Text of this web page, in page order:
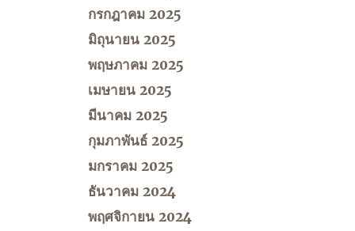
กรกฎาคม 2025
มิถุนายน 2025
พฤษภาคม 2025
เมษายน 2025
มีนาคม 2025
กุมภาพันธ์ 2025
มกราคม 2025
ธันวาคม 2024
พฤศจิกายน 2024